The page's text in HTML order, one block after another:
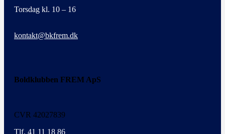
Torsdag kl. 10 – 16
kontakt@bkfrem.dk
Boldklubben FREM ApS
CVR 42027839
Tlf. 41 11 18 86